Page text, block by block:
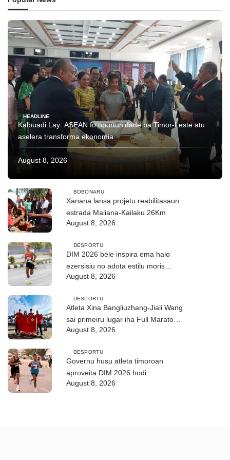
HEADLINE
Kalbuadi Lay: ASEAN fo oportunidade ba Timor-Leste atu
aselera transforma ekonomia
August 8, 2026
BOBONARU
Xanana lansa projetu reabilitasaun
estrada Maliana-Kailaku 26Km
August 8, 2026
DESPORTU
DIM 2026 bele inspira ema halo
ezersisiu no adota estilu moris
saudável
August 8, 2026
DESPORTU
Atleta Xina Bangliuzhang-Jiali Wang
sai primeiru lugar iha Full Maratona
42Km
August 8, 2026
DESPORTU
Governu husu atleta timoroan
aproveita DIM 2026 hodi
dezenvolve kapasidade
August 8, 2026